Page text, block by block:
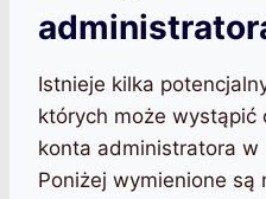
Istnieje kilka
których może
konta administratora w
Poniżej wymienione są